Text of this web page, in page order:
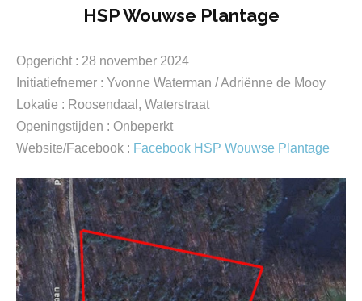
springen
HSP Wouwse Plantage
Opgericht : 28 november 2024
Initiatiefnemer : Yvonne Waterman / Adriënne de Mooy
Lokatie : Roosendaal, Waterstraat
Openingstijden : Onbeperkt
Website/Facebook : Facebook HSP Wouwse Plantage